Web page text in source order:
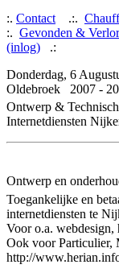
:. Contact .:.
:. Gevonden &
(inlog) .:
Donderdag, 6
Oldebroek 2007 -
Ontwerp &
Internetdiensten
Ontwerp en
Toegankelijke en
internetdiensten te
Voor o.a. webdesign,
Ook voor Particulier,
http://